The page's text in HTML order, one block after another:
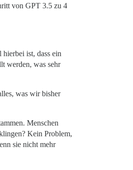
von GPT 3.5 zu 4
ist, dass ein
werden, was sehr
was wir bisher
Menschen
Kein Problem,
sie nicht mehr